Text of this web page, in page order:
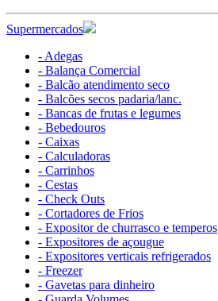
Supermercados
- Adegas
- Balança Comercial
- Balcão atendimento seco
- Balcões secos padaria/lanc.
- Bancas de frutas e legumes
- Bebedouros
- Caixas
- Calculadoras
- Carrinhos
- Cestas
- Check Outs
- Cortadores de Frios
- Expositor de churrasco e temperos
- Expositores de açougue
- Expositores verticais refrigerados
- Freezer
- Gavetas para dinheiro